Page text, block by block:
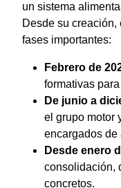
un sistema
Desde su
fases importantes:
Febrero de
formativas
De junio a
el grupo motor
encargados de
Desde enero
consolidación,
concretos.